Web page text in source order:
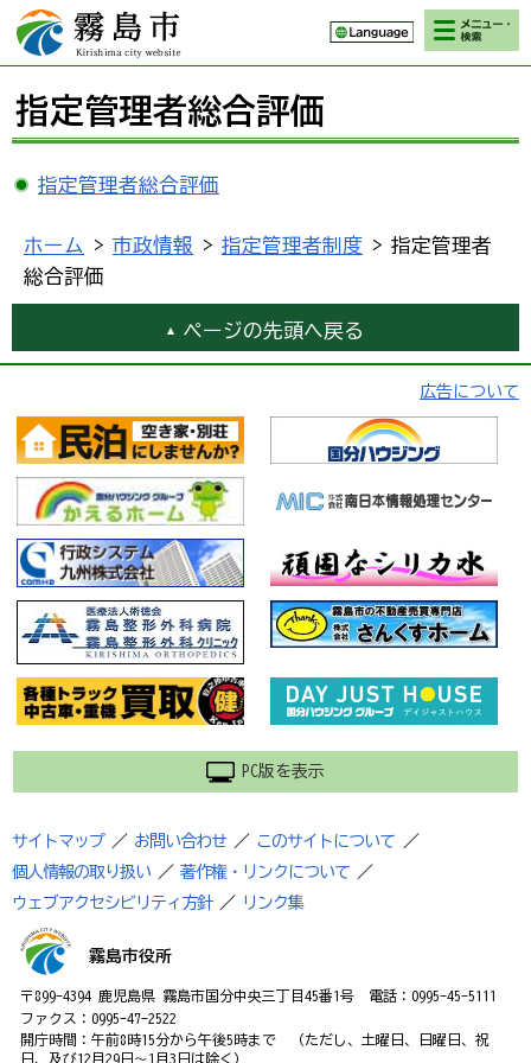
霧島市 Kirishima
city website
検索・メニ
ュー
指定管理者総合評価
指定管理者総合評価
ホーム > 市政情報 > 指定管理者制度 > 指定管理者
総合評価
ページの先頭へ戻る
広告について
PC版を表示
サイトマップ ／ お問い合わせ ／ このサイトについて
／
個人情報の取り扱い ／ 著作権・リンクについて ／
ウェブアクセシビリティ方針 ／ リンク集
霧島市役所
〒899-4394 鹿児島県 霧島市国分中央三丁目45番1号 電話：0995-45-5111
ファクス：0995-47-2522
開庁時間：午前8時15分から午後5時まで （ただし、土曜日、日曜日、祝
日、及び12月29日～1月3日は除く）